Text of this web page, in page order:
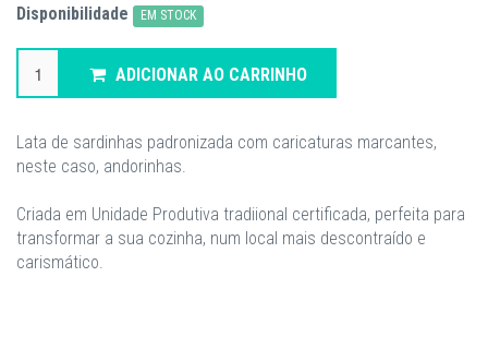
Disponibilidade EM STOCK
ADICIONAR AO CARRINHO
Lata de sardinhas padronizada com caricaturas marcantes,
neste caso, andorinhas.
Criada em Unidade Produtiva tradiional certificada, perfeita para
transformar a sua cozinha, num local mais descontraído e
carismático.